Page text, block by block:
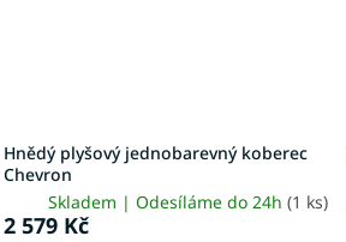
Hnědý plyšový jednobarevný koberec
Chevron
Skladem | Odesíláme do 24h(1 ks)
2 579 Kč